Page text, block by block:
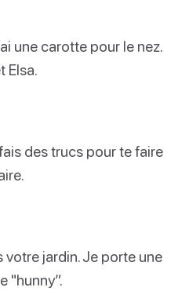
une carotte pour le nez.
Elsa.
des trucs pour te faire
votre jardin. Je porte une
"hunny”.